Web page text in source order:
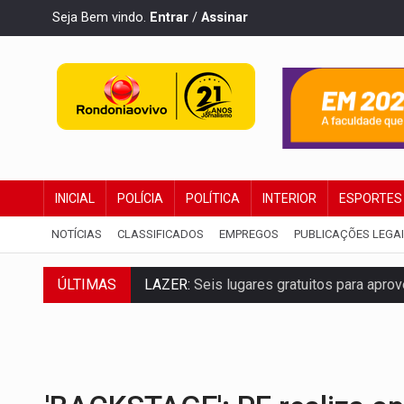
Seja Bem vindo. Entrar / Assinar
INICIAL POLÍCIA POLÍTICA INTERIOR ESPORTES
NOTÍCIAS CLASSIFICADOS EMPREGOS PUBLICAÇÕES
ÚLTIMAS
LAZER:Seis lugares gratuitos para
VÍDEO:FTICCO e Força Tática prendem
TEMAS SOCIOAMBIENTAIS:Em Itapuã